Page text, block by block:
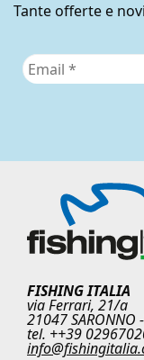
Tante offerte e
FISHING ITALIA
via Ferrari, 21/a
21047 SARONNO
tel. ++39